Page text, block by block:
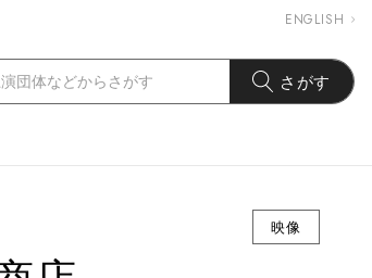
ENGLISH
さがす
映像